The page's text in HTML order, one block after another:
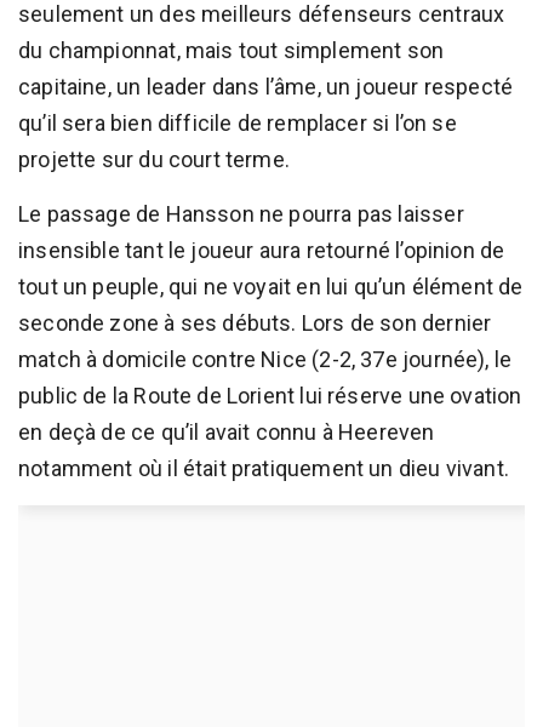
seulement un des meilleurs défenseurs centraux
du championnat, mais tout simplement son
capitaine, un leader dans l’âme, un joueur respecté
qu’il sera bien difficile de remplacer si l’on se
projette sur du court terme.
Le passage de Hansson ne pourra pas laisser
insensible tant le joueur aura retourné l’opinion de
tout un peuple, qui ne voyait en lui qu’un élément de
seconde zone à ses débuts. Lors de son dernier
match à domicile contre Nice (2-2, 37e journée), le
public de la Route de Lorient lui réserve une ovation
en deçà de ce qu’il avait connu à Heereven
notamment où il était pratiquement un dieu vivant.